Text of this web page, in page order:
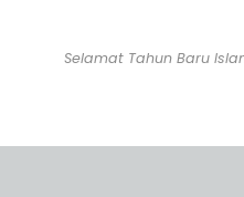
Selamat Tahun Baru